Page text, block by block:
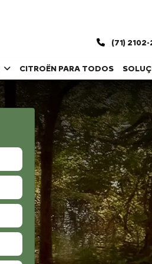
(71)
CITROËN PARA TODOS